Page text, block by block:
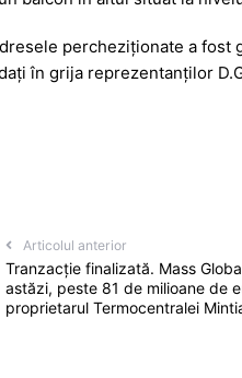
percheziționate a fost
în grija reprezentanților
Articolul anterior
Tranzacție finalizată. Mass
astăzi, peste 81 de milioane de
proprietarul Termocentralei